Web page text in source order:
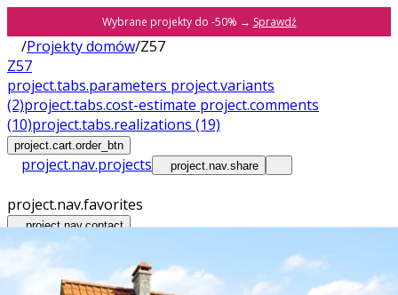
Wybrane projekty do -50% → Sprawdź
/Projekty domów/Z57
Z57
project.tabs.parameters project.variants
(2)project.tabs.cost-estimate project.comments
(10)project.tabs.realizations (19)
project.cart.order_btn
project.nav.projects project.nav.share
project.nav.favorites
project.nav.contact